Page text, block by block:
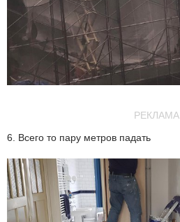
РЕКЛАМА
6. Всего то пару метров падать